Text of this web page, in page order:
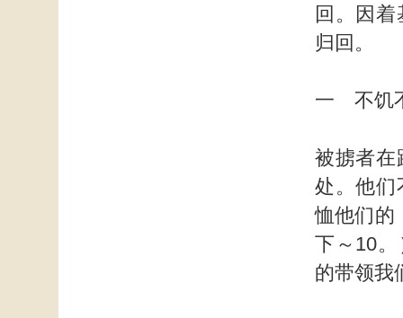
回。因
归回。
一 不饥
被掳者在
处。他们
恤他们的
下～10
的带领我